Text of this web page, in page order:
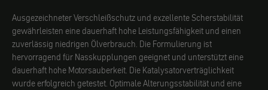
Ausgezeichneter Verschleißschutz und exzellente Scherstabilität
gewährleisten eine dauerhaft hohe Leistungsfähigkeit und einen
zuverlässig niedrigen Ölverbrauch. Die Formulierung ist
hervorragend für Nasskupplungen geeignet und unterstützt eine
dauerhaft hohe Motorsauberkeit. Die Katalysatorverträglichkeit
wurde erfolgreich getestet. Optimale Alterungsstabilität und eine